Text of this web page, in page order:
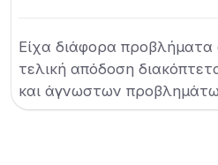
Είχα διάφορα
τελική απόδοση
και άγνωστων